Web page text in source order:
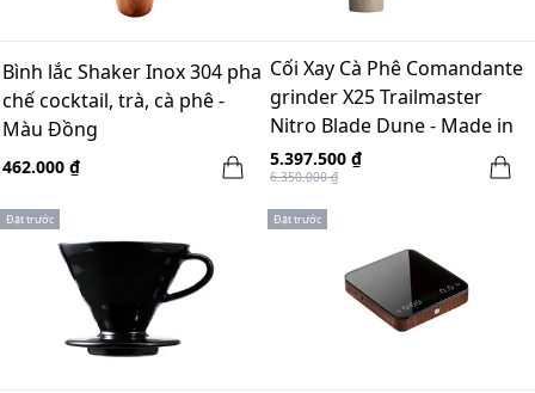
Bình lắc Shaker Inox 304 pha
chế cocktail, trà, cà phê -
Màu Đồng
462.000 ₫
Cối Xay Cà Phê Comandante
grinder X25 Trailmaster
Nitro Blade Dune - Made in
Germany
5.397.500 ₫
6.350.000 ₫
Đặt trước Đặt trước